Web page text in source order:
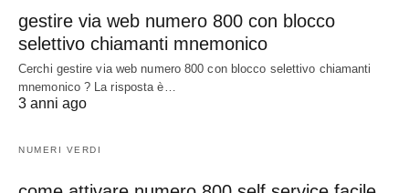
gestire via web numero 800 con blocco
selettivo chiamanti mnemonico
Cerchi gestire via web numero 800 con blocco selettivo chiamanti
mnemonico ? La risposta è…
3 anni ago
NUMERI VERDI